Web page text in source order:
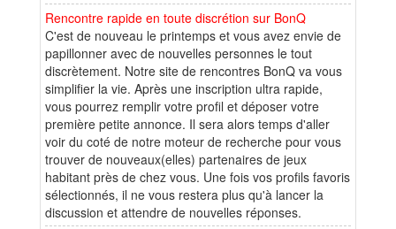
Rencontre rapide en toute discrétion sur BonQ
C'est de nouveau le printemps et vous avez envie de
papillonner avec de nouvelles personnes le tout
discrètement. Notre site de rencontres BonQ va vous
simplifier la vie. Après une inscription ultra rapide,
vous pourrez remplir votre profil et déposer votre
première petite annonce. Il sera alors temps d'aller
voir du coté de notre moteur de recherche pour vous
trouver de nouveaux(elles) partenaires de jeux
habitant près de chez vous. Une fois vos profils favoris
sélectionnés, il ne vous restera plus qu'à lancer la
discussion et attendre de nouvelles réponses.